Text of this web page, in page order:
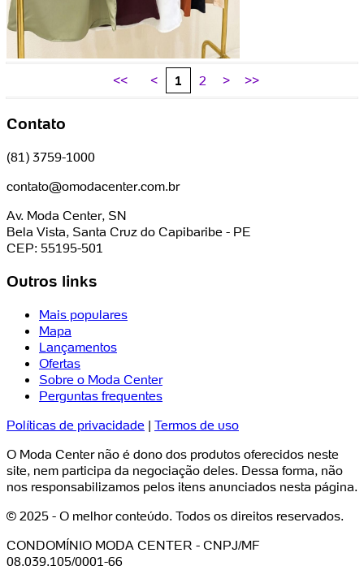
<< < 1 2 > >>
Contato
(81) 3759-1000
contato@omodacenter.com.br
Av. Moda Center, SN
Bela Vista, Santa Cruz do Capibaribe - PE
CEP: 55195-501
Outros links
Mais populares
Mapa
Lançamentos
Ofertas
Sobre o Moda Center
Perguntas frequentes
Políticas de privacidade | Termos de uso
O Moda Center não é dono dos produtos oferecidos neste
site, nem participa da negociação deles. Dessa forma, não
nos responsabilizamos pelos itens anunciados nesta página.
© 2025 - O melhor conteúdo. Todos os direitos reservados.
CONDOMÍNIO MODA CENTER - CNPJ/MF
08.039.105/0001-66